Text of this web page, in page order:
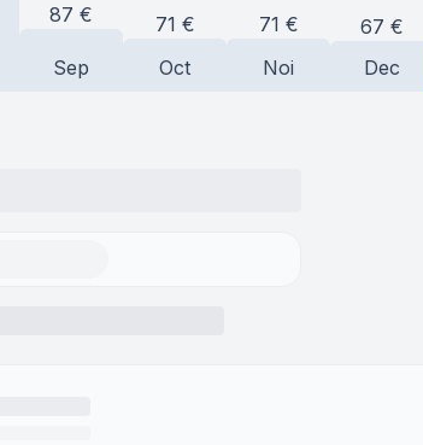
87 €
Sep
71 €
Oct
71 €
Noi
67 €
Dec